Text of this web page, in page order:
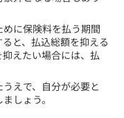
に保険料を払う期間
と、払込総額を抑える
えたい場合には、払
えで、自分が必要と
しょう。